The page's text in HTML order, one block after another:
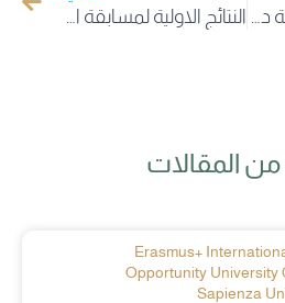
النتائج الاولية لمسابقة التوظيف الاداريين والتقنيين و أعوان المصالح
من المقالات
Erasmus+
Opportunity University
Sapienza